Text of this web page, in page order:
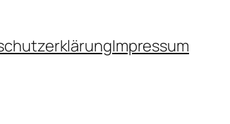
Impressum